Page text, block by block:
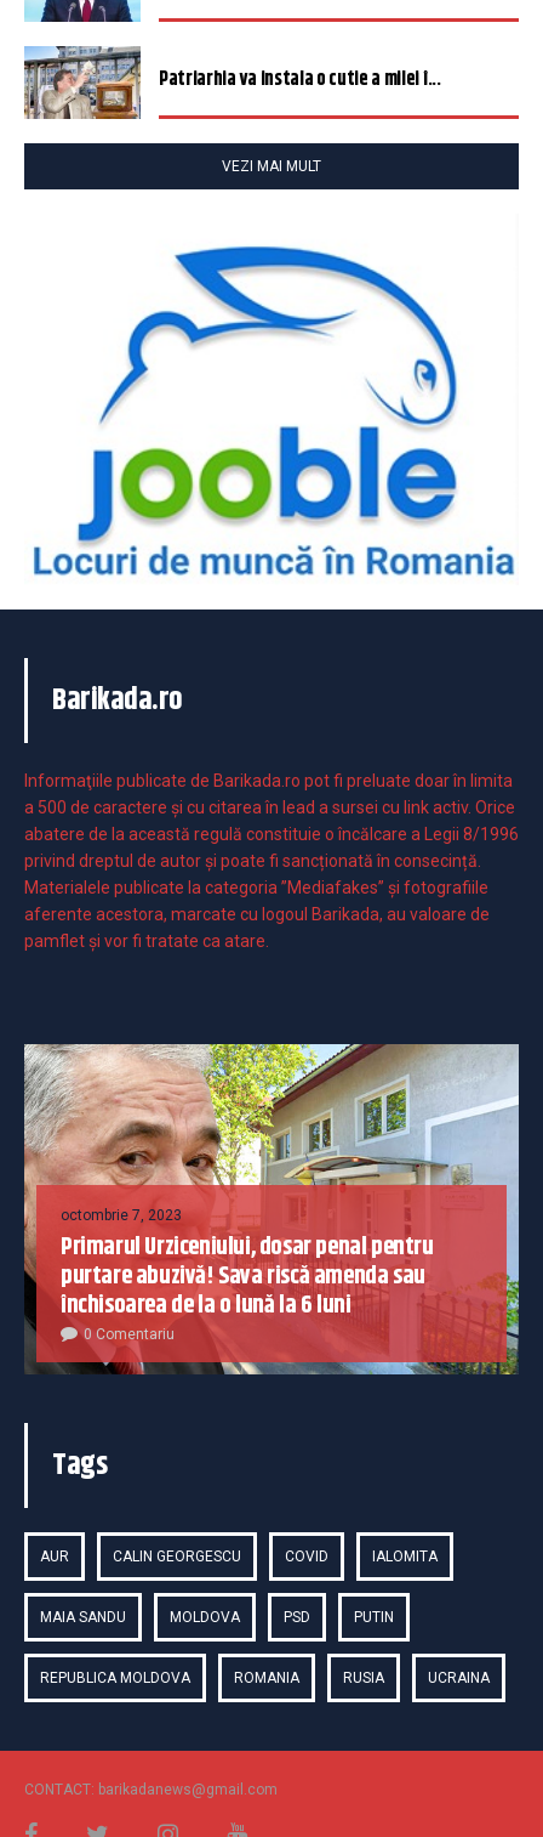
Patriarhia va instala o cutie a milei î...
VEZI MAI MULT
Barikada.ro
Informaţiile publicate de Barikada.ro pot fi preluate doar în limita
a 500 de caractere şi cu citarea în lead a sursei cu link activ. Orice
abatere de la această regulă constituie o încălcare a Legii 8/1996
privind dreptul de autor și poate fi sancționată în consecință.
Materialele publicate la categoria ”Mediafakes” și fotografiile
aferente acestora, marcate cu logoul Barikada, au valoare de
pamflet și vor fi tratate ca atare.
octombrie 7, 2023
Primarul Urziceniului, dosar penal pentru
purtare abuzivă! Sava riscă amenda sau
închisoarea de la o lună la 6 luni
0 Comentariu
Tags
AUR CALIN GEORGESCU COVID IALOMITA
MAIA SANDU MOLDOVA PSD PUTIN
REPUBLICA MOLDOVA ROMANIA RUSIA UCRAINA
CONTACT: barikadanews@gmail.com